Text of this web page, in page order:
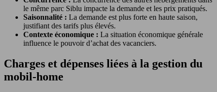
le même parc Siblu impacte la demande et les prix pratiqués.
Saisonnalité : La demande est plus forte en haute saison,
justifiant des tarifs plus élevés.
Contexte économique : La situation économique générale
influence le pouvoir d’achat des vacanciers.
Charges et dépenses liées à la gestion du
mobil-home